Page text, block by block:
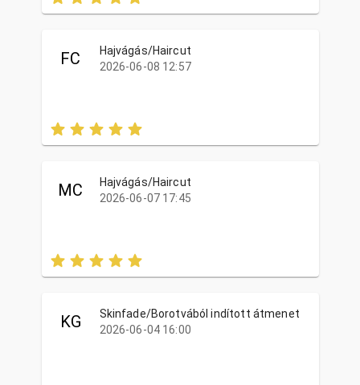
FC
Hajvágás/Haircut
2026-06-08 12:57
MC
Hajvágás/Haircut
2026-06-07 17:45
KG
Skinfade/Borotvából indított átmenet
2026-06-04 16:00